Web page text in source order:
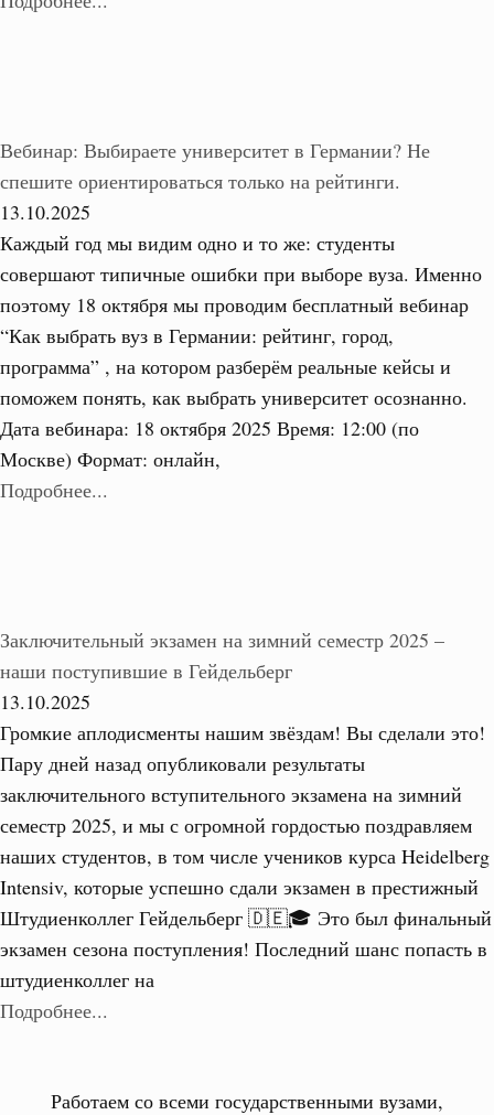
Вебинар: Выбираете университет в Германии? Не
спешите ориентироваться только на рейтинги.
13.10.2025
Каждый год мы видим одно и то же: студенты
совершают типичные ошибки при выборе вуза. Именно
поэтому 18 октября мы проводим бесплатный вебинар
“Как выбрать вуз в Германии: рейтинг, город,
программа” , на котором разберём реальные кейсы и
поможем понять, как выбрать университет осознанно.
Дата вебинара: 18 октября 2025 Время: 12:00 (по
Москве) Формат: онлайн,
Подробнее...
Заключительный экзамен на зимний семестр 2025 –
наши поступившие в Гейдельберг
13.10.2025
Громкие аплодисменты нашим звёздам! Вы сделали это!
Пару дней назад опубликовали результаты
заключительного вступительного экзамена на зимний
семестр 2025, и мы с огромной гордостью поздравляем
наших студентов, в том числе учеников курса Heidelberg
Intensiv, которые успешно сдали экзамен в престижный
Штудиенколлег Гейдельберг 🇩🇪🎓 Это был финальный
экзамен сезона поступления! Последний шанс попасть в
штудиенколлег на
Подробнее...
Работаем со всеми государственными вузами,